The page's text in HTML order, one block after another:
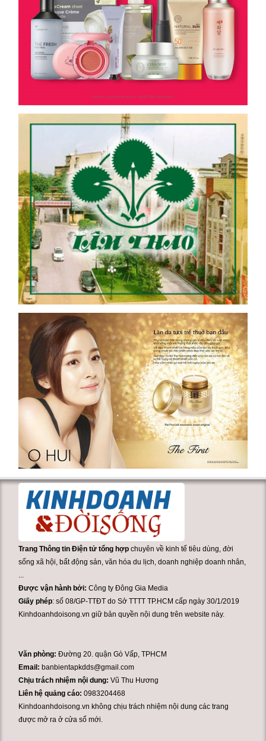
Trang Thông tin Điện tử tổng hợp chuyên về kinh tế tiêu dùng, đời
sống xã hội, bất động sản, văn hóa du lịch, doanh nghiệp doanh nhân,
...
Được vận hành bởi:Công ty Đông Gia Media
Giấy phép: số 08/GP-TTĐT do Sở TTTT TP.HCM cấp ngày 30/1/2019
Kinhdoanhdoisong.vn giữ bản quyền nội dung trên website này.
Văn phòng:Đường 20. quận Gò Vấp, TPHCM
Email: banbientapkdds@gmail.com
Chịu trách nhiệm nội dung: Vũ Thu Hương
Liên hệ quảng cáo:0983204468
Kinhdoanhdoisong.vn không chịu trách nhiệm nội dung các trang
được mở ra ở cửa sổ mới.